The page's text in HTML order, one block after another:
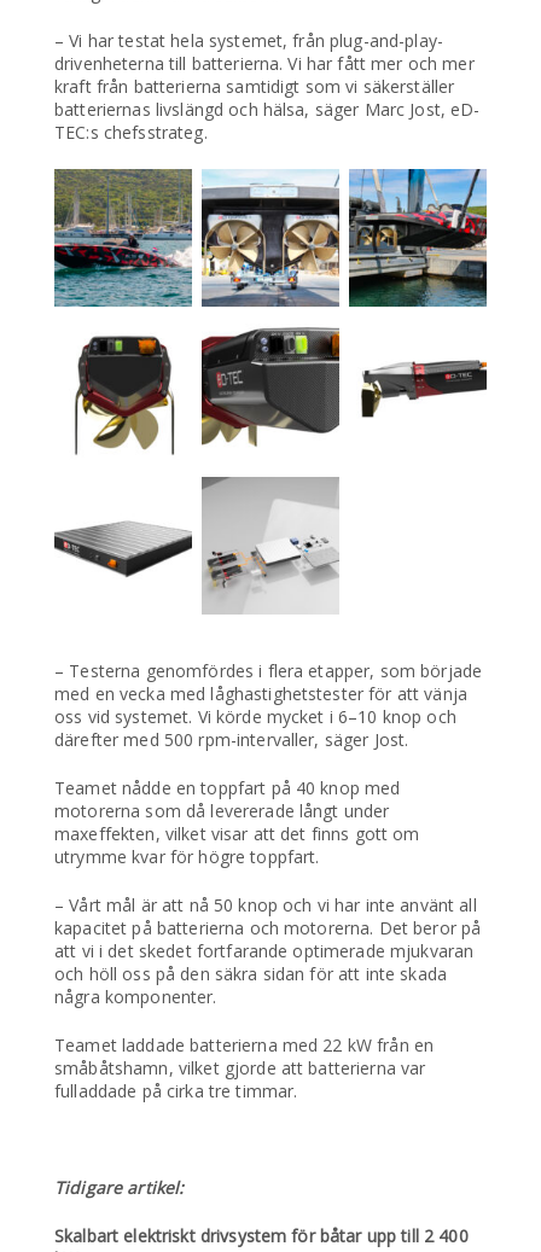
– Vi har testat hela systemet, från plug-and-play-
drivenheterna till batterierna. Vi har fått mer och mer
kraft från batterierna samtidigt som vi säkerställer
batteriernas livslängd och hälsa, säger Marc Jost, eD-
TEC:s chefsstrateg.
– Testerna genomfördes i flera etapper, som började
med en vecka med låghastighetstester för att vänja
oss vid systemet. Vi körde mycket i 6–10 knop och
därefter med 500 rpm-intervaller, säger Jost.
Teamet nådde en toppfart på 40 knop med
motorerna som då levererade långt under
maxeffekten, vilket visar att det finns gott om
utrymme kvar för högre toppfart.
– Vårt mål är att nå 50 knop och vi har inte använt all
kapacitet på batterierna och motorerna. Det beror på
att vi i det skedet fortfarande optimerade mjukvaran
och höll oss på den säkra sidan för att inte skada
några komponenter.
Teamet laddade batterierna med 22 kW från en
småbåtshamn, vilket gjorde att batterierna var
fulladdade på cirka tre timmar.
Tidigare artikel:
Skalbart elektriskt drivsystem för båtar upp till 2 400